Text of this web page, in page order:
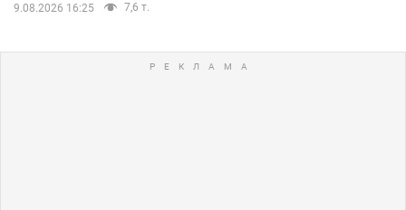
9.08.2026 16:25 7,6 т.